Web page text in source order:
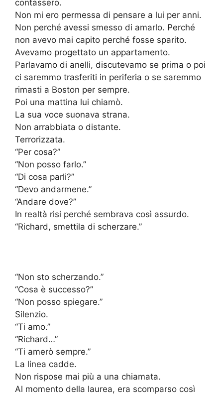
contassero.
Non mi ero permessa di pensare a lui per anni.
Non perché avessi smesso di amarlo. Perché
non avevo mai capito perché fosse sparito.
Avevamo progettato un appartamento.
Parlavamo di anelli, discutevamo se prima o poi
ci saremmo trasferiti in periferia o se saremmo
rimasti a Boston per sempre.
Poi una mattina lui chiamò.
La sua voce suonava strana.
Non arrabbiata o distante.
Terrorizzata.
“Per cosa?”
“Non posso farlo.”
“Di cosa parli?”
“Devo andarmene.”
“Andare dove?”
In realtà risi perché sembrava così assurdo.
“Richard, smettila di scherzare.”
“Non sto scherzando.”
“Cosa è successo?”
“Non posso spiegare.”
Silenzio.
“Ti amo.”
“Richard…”
“Ti amerò sempre.”
La linea cadde.
Non rispose mai più a una chiamata.
Al momento della laurea, era scomparso così